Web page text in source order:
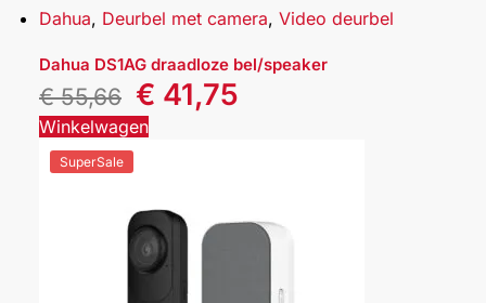
Dahua, Deurbel met camera, Video deurbel
Dahua DS1AG draadloze bel/speaker
€55,66 € 41,75
Winkelwagen
SuperSale